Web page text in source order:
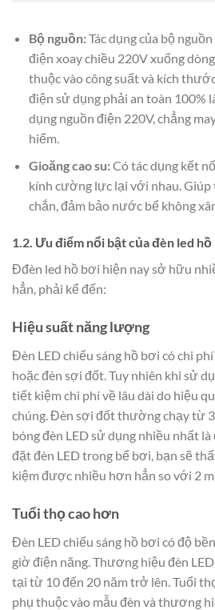
Bộ nguồn:Tác dụng của bộ
điện xoay chiều 220V xuống
thuộc vào công suất và kích
điện sử dụng phải an toàn 100%
dụng nguồn điện 220V, chẳng
hiểm.
Gioăng cao su:Có tác dụng kết
kính cường lực lại với nhau.
chắn, đảm bảo nước bể không
1.2. Ưu điểm nổi bật của đèn led
Đđèn led hồ bơi hiện nay sở hữu
hẳn, phải kể đến:
Hiệu suất năng lượng
Đèn LED chiếu sáng hồ bơi có chi
hoặc đèn sợi đốt. Tuy nhiên khi sử
tiết kiệm chi phí về lâu dài do hiệu
chúng. Đèn sợi đốt thường chạy từ
bóng đèn LED sử dụng nhiều nhất là
đặt đèn LED trong bể bơi, bạn sẽ
kiệm được nhiều hơn hẳn so với 2
Tuổi thọ cao hơn
Đèn LED chiếu sáng hồ bơi có độ
giờ điện năng. Thương hiệu đèn
tại từ 10 đến 20 năm trở lên. Tuổi
phụ thuộc vào mẫu đèn và thương